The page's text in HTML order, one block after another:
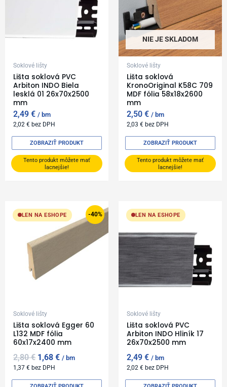
Soklové lišty
Lišta soklová PVC
Arbiton INDO Biela
lesklá 01 26x70x2500
mm
2,49€ bm
2,02€ bez DPH
Tento produkt môžete mať
lacnejšie!
ZOBRAZIŤ PRODUKT
NIE JE SKLADOM
Soklové lišty
Lišta soklová
KronoOriginal K58C 709
MDF fólia 58x18x2600
mm
2,50€ bm
2,03€ bez DPH
Tento produkt môžete mať
lacnejšie!
ZOBRAZIŤ PRODUKT
-40%
LEN NA ESHOPE
Soklové lišty
Lišta soklová Egger 60
L132 MDF fólia
60x17x2400 mm
2,80€
price
was:
2,80 €.
1,68€
price
is:
1,68 €.
bm
1,37€ bez DPH
LEN NA ESHOPE
Soklové lišty
Lišta soklová PVC
Arbiton INDO Hliník 17
26x70x2500 mm
2,49€ bm
2,02€ bez DPH